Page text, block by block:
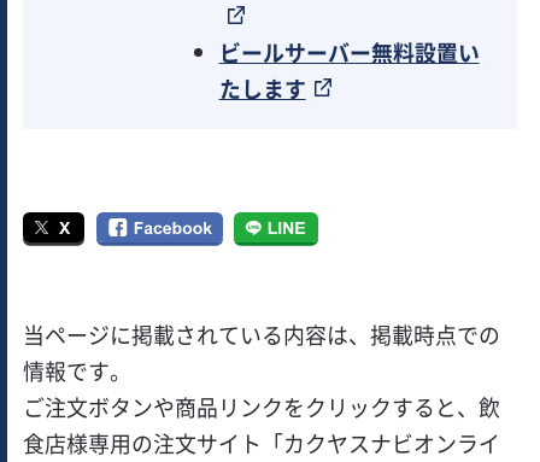
ビールサーバー無料設置い
たします
当ページに掲載されている内容は、掲載時点での
情報です。
ご注文ボタンや商品リンクをクリックすると、飲
食店様専用の注文サイト「カクヤスナビオンライ